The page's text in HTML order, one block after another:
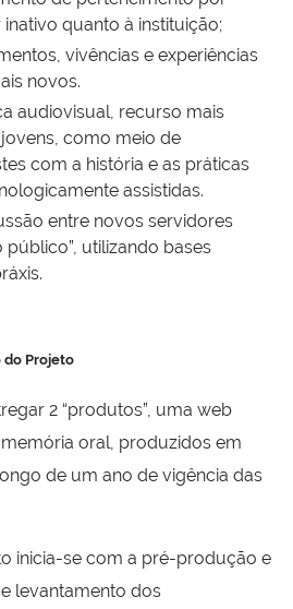
quanto à instituição;
vivências e experiências
novos.
audiovisual, recurso mais
como meio de
com a história e as práticas
assistidas.
entre novos servidores
público”, utilizando bases
do Projeto
2 “produtos”, uma web
oral, produzidos em
de um ano de vigência das
inicia-se com a pré-produção e
levantamento dos